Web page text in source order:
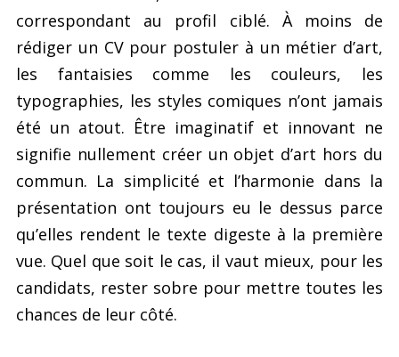
correspondant au profil ciblé. À moins de
rédiger un CV pour postuler à un métier d’art,
les fantaisies comme les couleurs, les
typographies, les styles comiques n’ont jamais
été un atout. Être imaginatif et innovant ne
signifie nullement créer un objet d’art hors du
commun. La simplicité et l’harmonie dans la
présentation ont toujours eu le dessus parce
qu’elles rendent le texte digeste à la première
vue. Quel que soit le cas, il vaut mieux, pour les
candidats, rester sobre pour mettre toutes les
chances de leur côté.